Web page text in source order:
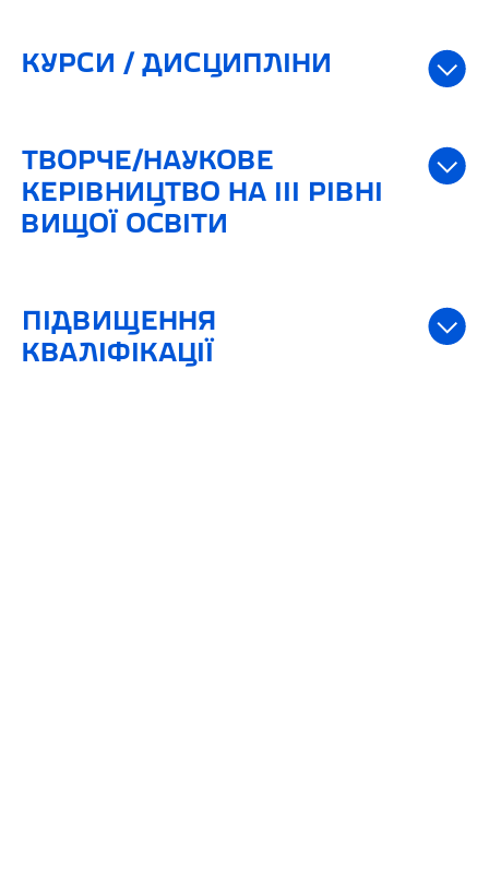
КУРСИ / ДИСЦИПЛІНИ
ТВОРЧЕ/НАУКОВЕ
КЕРІВНИЦТВО НА ІІІ РІВНІ
ВИЩОЇ ОСВІТИ
ПІДВИЩЕННЯ
КВАЛІФІКАЦІЇ